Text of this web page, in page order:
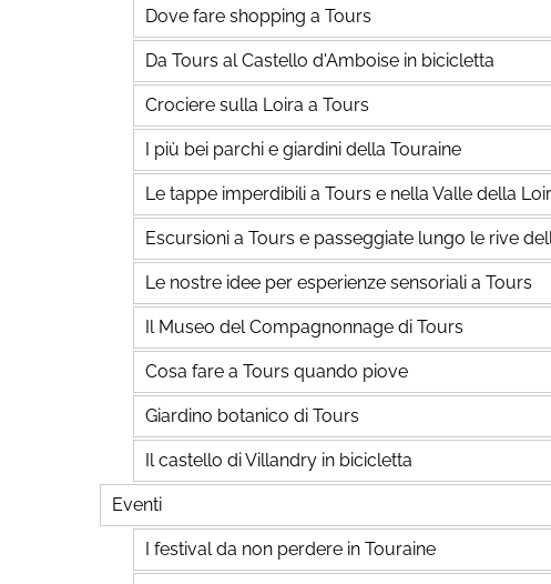
Dove fare shopping a Tours
Da Tours al Castello d'Amboise in bicicletta
Crociere sulla Loira a Tours
I più bei parchi e giardini della Touraine
Le tappe imperdibili a Tours e nella Valle della
Escursioni a Tours e passeggiate lungo le rive
Le nostre idee per esperienze sensoriali a Tours
Il Museo del Compagnonnage di Tours
Cosa fare a Tours quando piove
Giardino botanico di Tours
Il castello di Villandry in bicicletta
Eventi
I festival da non perdere in Touraine